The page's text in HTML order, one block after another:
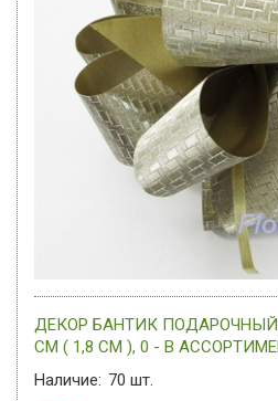
ДЕКОР БАНТИК
СМ ( 1,8 СМ ), 0 - В
Наличие: 70 шт.